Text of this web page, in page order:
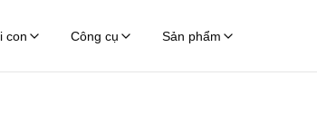
con Công cụ Sản phẩm